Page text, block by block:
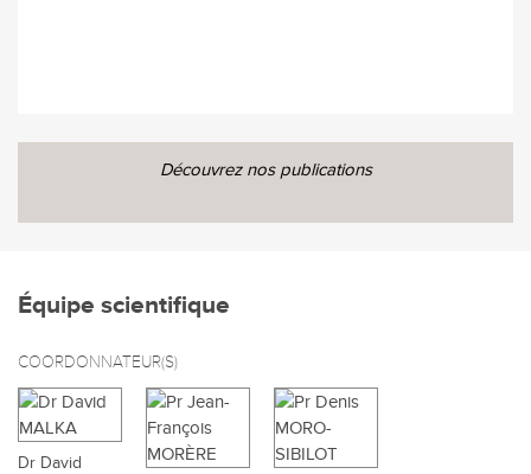
Découvrez nos publications
Équipe scientifique
COORDONNATEUR(S)
Dr David